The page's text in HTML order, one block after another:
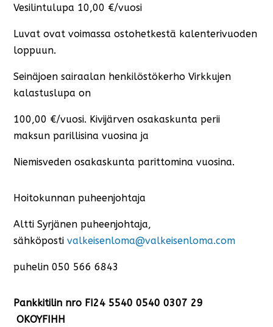
Vesilintulupa 10,00 €/vuosi
Luvat ovat voimassa ostohetkestä kalenterivuoden
loppuun.
Seinäjoen sairaalan henkilöstökerho Virkkujen
kalastuslupa on
100,00 €/vuosi. Kivijärven osakaskunta perii
maksun parillisina vuosina ja
Niemisveden osakaskunta parittomina vuosina.
Hoitokunnan puheenjohtaja
Altti Syrjänen puheenjohtaja,
sähköpostivalkeisenloma@valkeisenloma.com
puhelin 050 566 6843
Pankkitilin nro FI24 5540 0540 0307 29
OKOYFIHH